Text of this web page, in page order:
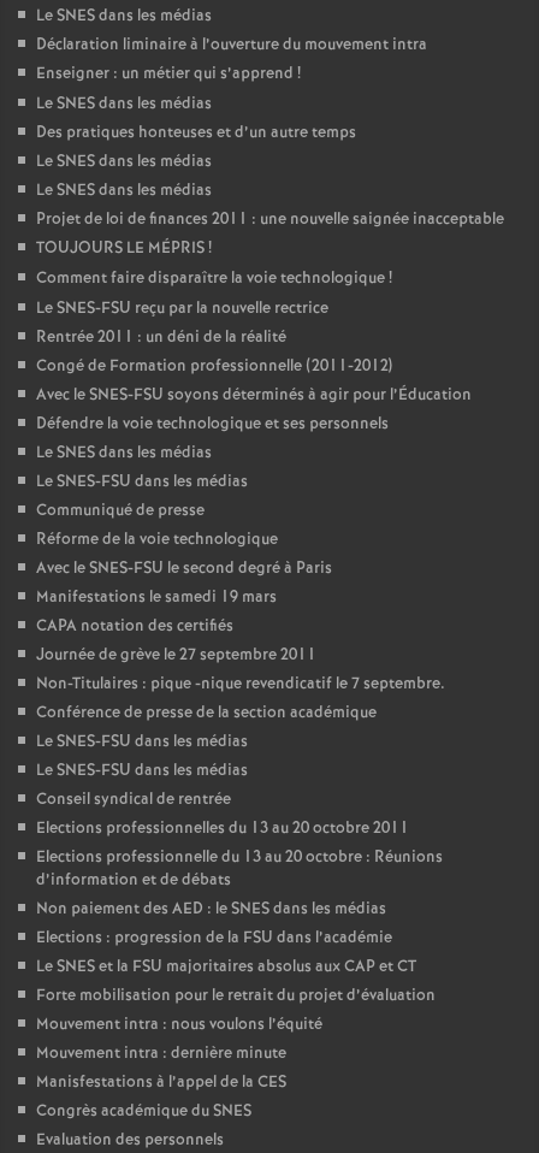
Le SNES dans les médias
Déclaration liminaire à l’ouverture du mouvement intra
Enseigner : un métier qui s’apprend !
Le SNES dans les médias
Des pratiques honteuses et d’un autre temps
Le SNES dans les médias
Le SNES dans les médias
Projet de loi de finances 2011 : une nouvelle saignée inacceptable
TOUJOURS LE MÉPRIS!
Comment faire disparaître la voie technologique!
Le SNES-FSU reçu par la nouvelle rectrice
Rentrée 2011 : un déni de la réalité
Congé de Formation professionnelle (2011-2012)
Avec le SNES-FSU soyons déterminés à agir pour l’Éducation
Défendre la voie technologique et ses personnels
Le SNES dans les médias
Le SNES-FSU dans les médias
Communiqué de presse
Réforme de la voie technologique
Avec le SNES-FSU le second degré à Paris
Manifestations le samedi 19 mars
CAPA notation des certifiés
Journée de grève le 27 septembre 2011
Non-Titulaires : pique -nique revendicatif le 7 septembre.
Conférence de presse de la section académique
Le SNES-FSU dans les médias
Le SNES-FSU dans les médias
Conseil syndical de rentrée
Elections professionnelles du 13 au 20 octobre 2011
Elections professionnelle du 13 au 20 octobre : Réunions
d’information et de débats
Non paiement des AED : le SNES dans les médias
Elections : progression de la FSU dans l’académie
Le SNES et la FSU majoritaires absolus aux CAP et CT
Forte mobilisation pour le retrait du projet d’évaluation
Mouvement intra : nous voulons l’équité
Mouvement intra : dernière minute
Manisfestations à l’appel de la CES
Congrès académique du SNES
Evaluation des personnels